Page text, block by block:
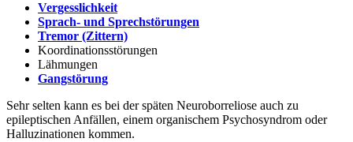
Vergesslichkeit
Sprach- und Sprechstörungen
Tremor (Zittern)
Koordinationsstörungen
Lähmungen
Gangstörung
Sehr selten kann es bei der späten Neuroborreliose auch zu
epileptischen Anfällen, einem organischem Psychosyndrom oder
Halluzinationen kommen.